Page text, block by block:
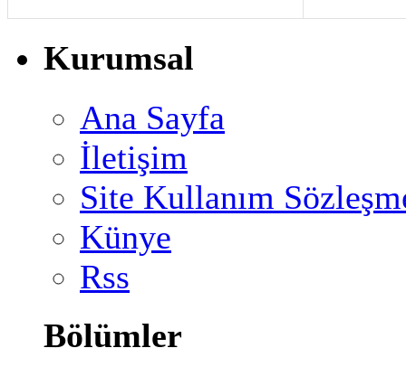
Kurumsal
Ana Sayfa
İletişim
Site Kullanım
Künye
Rss
Bölümler